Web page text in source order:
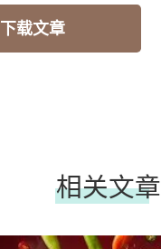
下载文章
相关文章